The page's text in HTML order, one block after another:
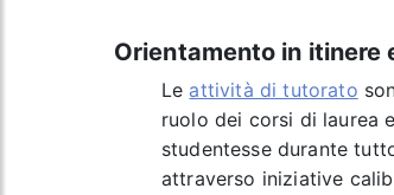
Orientamento in itinere
Le attività di tutorato
ruolo dei corsi di laurea
studentesse durante
attraverso iniziative